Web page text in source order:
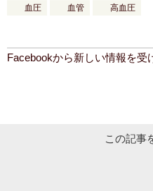
血圧 血管 高血圧
Facebookから新しい情報を受
この記事